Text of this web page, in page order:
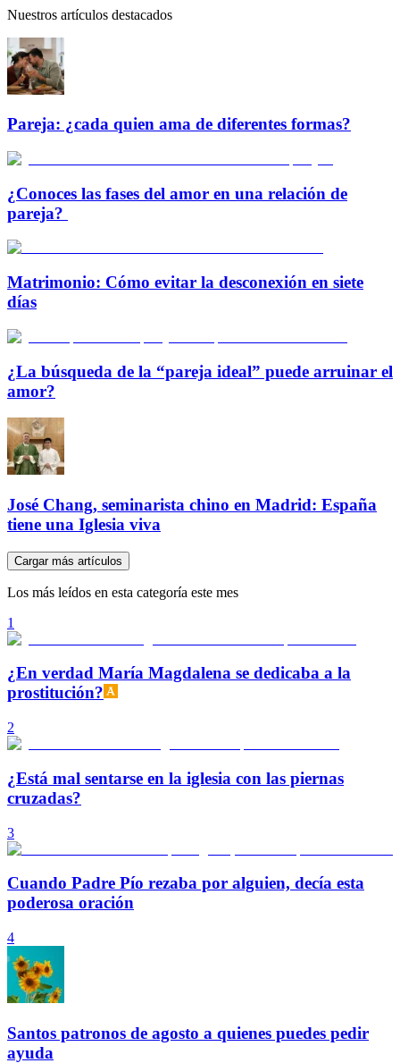
Nuestros artículos destacados
Pareja: ¿cada quien ama de diferentes formas?
¿Conoces las fases del amor en una relación de
pareja?
Matrimonio: Cómo evitar la desconexión en siete
días
¿La búsqueda de la “pareja ideal” puede arruinar el
amor?
José Chang, seminarista chino en Madrid: España
tiene una Iglesia viva
Cargar más artículos
Los más leídos en esta categoría este mes
1
¿En verdad María Magdalena se dedicaba a la
prostitución?
2
¿Está mal sentarse en la iglesia con las piernas
cruzadas?
3
Cuando Padre Pío rezaba por alguien, decía esta
poderosa oración
4
Santos patronos de agosto a quienes puedes pedir
ayuda